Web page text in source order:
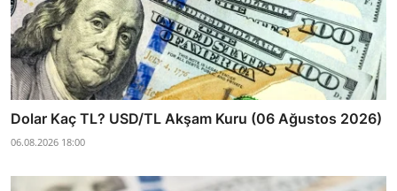
Dolar Kaç TL? USD/TL Akşam Kuru (06 Ağustos 2026)
06.08.2026 18:00